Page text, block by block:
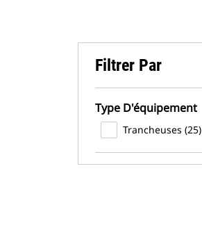
Filtrer Par
Type D'équipement
Trancheuses (25)